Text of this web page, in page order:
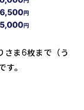
さま6枚まで（う
。